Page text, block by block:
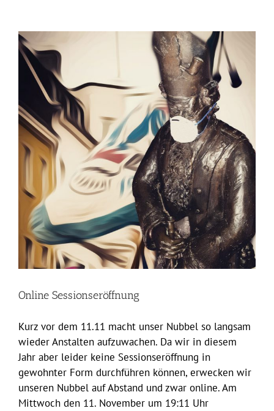
Online Sessionseröffnung
Kurz vor dem 11.11 macht unser Nubbel so langsam
wieder Anstalten aufzuwachen. Da wir in diesem
Jahr aber leider keine Sessionseröffnung in
gewohnter Form durchführen können, erwecken wir
unseren Nubbel auf Abstand und zwar online. Am
Mittwoch den 11. November um 19:11 Uhr